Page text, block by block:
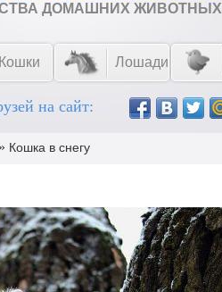
ДОМАШНИХ ЖИВОТНЫХ
Кошки Лошади
на сайт:
» Кошка в снегу